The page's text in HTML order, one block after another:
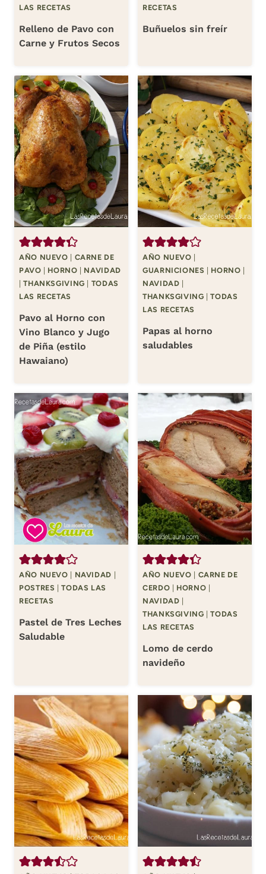
LAS RECETAS
Relleno de Pavo con
Carne y Frutos Secos
RECETAS
Buñuelos sin freír
AÑO NUEVO
CARNE DE
PAVO
HORNO
NAVIDAD
|THANKSGIVING
TODAS
LAS RECETAS
Pavo al Horno con
Vino Blanco y Jugo
de Piña (estilo
Hawaiano)
AÑO NUEVO
GUARNICIONES
HORNO
NAVIDAD
THANKSGIVING |TODAS
LAS RECETAS
Papas al horno
saludables
AÑO NUEVO NAVIDAD
POSTRES |TODAS LAS
RECETAS
Pastel de Tres Leches
Saludable
AÑO NUEVO
CARNE DE
CERDO
HORNO
NAVIDAD
THANKSGIVING |TODAS
LAS RECETAS
Lomo de cerdo
navideño